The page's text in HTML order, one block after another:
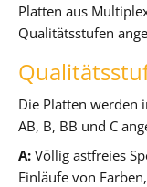
Platten aus
Qualitätsstufen
Die Platten werden
AB, B, BB und C
A: Völlig astfreies
Einläufe von